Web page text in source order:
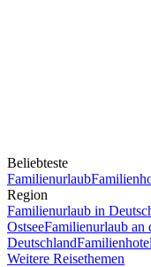
Beliebteste
Familienurlaub
Region
Familienurlaub in
OstseeFamilienurlaub an
Deutschland
Weitere Reisethemen